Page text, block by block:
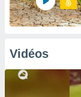
Vidéos